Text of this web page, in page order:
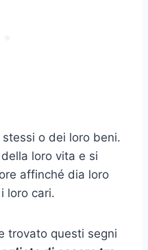
o dei loro beni.
loro vita e si
affinché dia loro
loro cari.
trovato questi segni